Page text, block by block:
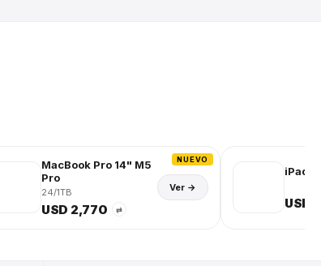
NUEVO
MacBook Pro 14" M5
Pro
24/1TB
USD 2,770 ⇄
Ver →
iPad
USD